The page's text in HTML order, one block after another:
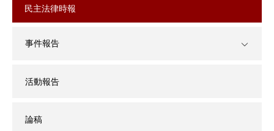
民主法律時報
事件報告
活動報告
論稿